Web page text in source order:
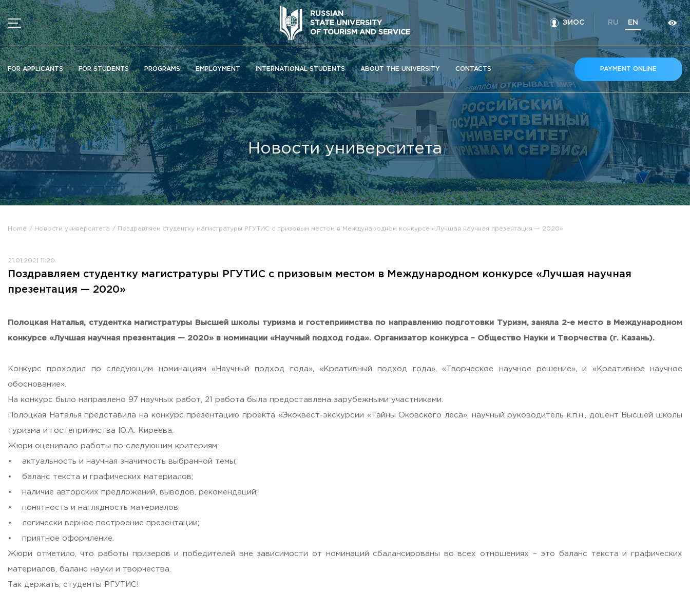
RUSSIAN
STATE UNIVERSITY
OF TOURISM AND SERVICE
ЭИОС RU EN
FOR APPLICANTS FOR STUDENTS PROGRAMS EMPLOYMENT INTERNATIONAL STUDENTS ABOUT THE UNIVERSITY CONTACTS PAYMENT ONLINE
MENU
News
Ads
Documents
Information about educational organization
Officially about admission
Scientific activity
Higher schools / Institutes / Departments
Additional education
Федеральный ресурсный центр
Вакантные места для приема (перевода)
Housing and utilities
Визово-регистрационное сопровождение иностранных граждан
Центр классификации объектов туриндустрии
Olympiads
Политика доступа, авторских прав и лицензирования
ADDRESS
99 Glavnaya Street, dp.Cherkizovo, Urban district Pushkinsky, Moscow region, 141221
TELEPHONES:
+7 (495) 940 83 00
Mo-th: from 09:00 to 18:00;
Новости университета
Home Новости университета Поздравляем студентку магистратуры РГУТИС с призовым местом в Международном конкурсе «Лучшая научная презентация — 2020»
21.01.2021 11:20
Поздравляем студентку магистратуры РГУТИС с призовым местом в Международном конкурсе «Лучшая научная
презентация — 2020»
Полоцкая Наталья, студентка магистратуры Высшей школы туризма и гостеприимства по направлению подготовки Туризм, заняла 2-е место в Международном
конкурсе «Лучшая научная презентация — 2020» в номинации «Научный подход года». Организатор конкурса – Общество Науки и Творчества (г. Казань).
Конкурс проходил по следующим номинациям «Научный подход года», «Креативный подход года», «Творческое научное решение», и «Креативное научное
обоснование».
На конкурс было направлено 97 научных работ, 21 работа была предоставлена зарубежными участниками.
Полоцкая Наталья представила на конкурс презентацию проекта «Экоквест-экскурсии «Тайны Оковского леса», научный руководитель к.п.н., доцент Высшей школы
туризма и гостеприимства Ю.А. Киреева.
Жюри оценивало работы по следующим критериям:
• актуальность и научная значимость выбранной темы;
• баланс текста и графических материалов;
• наличие авторских предложений, выводов, рекомендаций;
• понятность и наглядность материалов;
• логически верное построение презентации;
• приятное оформление.
Жюри отметило, что работы призеров и победителей вне зависимости от номинаций сбалансированы во всех отношениях – это баланс текста и графических
материалов, баланс науки и творчества.
Так держать, студенты РГУТИС!